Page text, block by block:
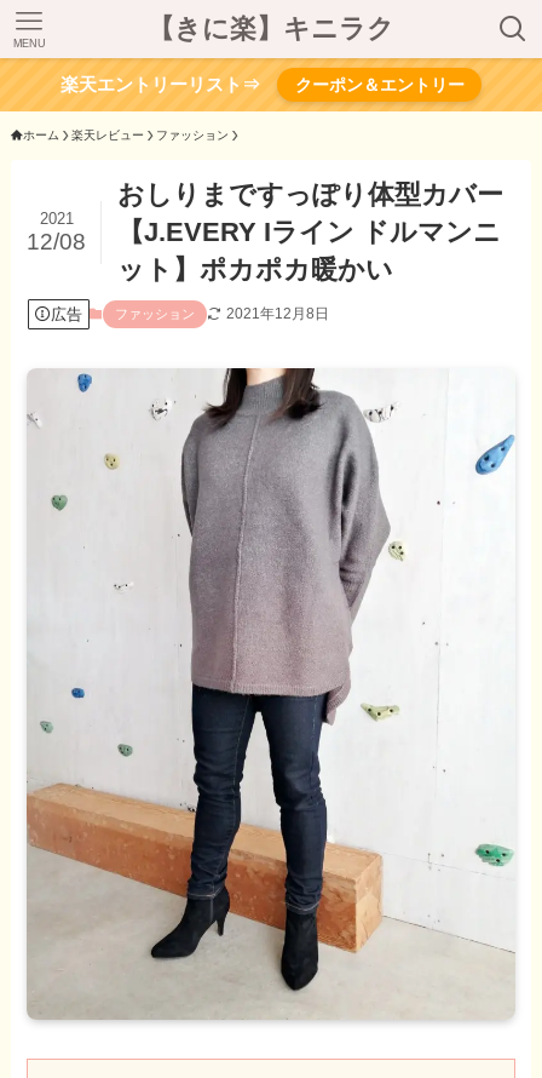
【きに楽】キニラク
MENU
楽天エントリーリスト⇒ クーポン＆エントリー
ホーム 楽天レビュー ファッション
おしりまですっぽり体型カバー
【J.EVERY Iライン ドルマンニ
ット】ポカポカ暖かい
2021
12/08
広告 ファッション 2021年12月8日